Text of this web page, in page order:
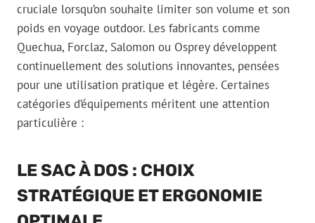
cruciale lorsqu’on souhaite limiter son volume et son
poids en voyage outdoor. Les fabricants comme
Quechua, Forclaz, Salomon ou Osprey développent
continuellement des solutions innovantes, pensées
pour une utilisation pratique et légère. Certaines
catégories d’équipements méritent une attention
particulière :
LE SAC À DOS : CHOIX
STRATÉGIQUE ET ERGONOMIE